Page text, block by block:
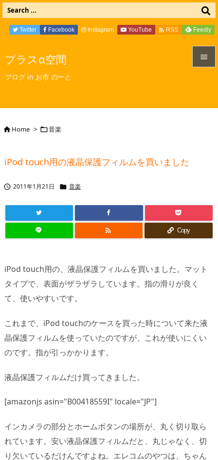
プラスα空間
ブログ in お市 のーと

Twitter Facebook Instagram YouTube  RSS Feedly
Home > 音楽
iPod touch用の液晶保護フィルムを買いました
 2011年1月21日  音楽
 Copy
iPod touch用の、液晶保護フィルムを買いました。マット
タイプで、表面がザラザラしています。指の滑りが良く
て、使いやすいです。
これまで、iPod touchのケースを買った時について来た液
晶保護フィルムを使っていたのですが、これが使いにくい
のです。指が引っかかります。
液晶保護フィルムだけ買ってきました。
[amazonjs asin="B00418559I" locale="JP"]
インカメラの部分とホームボタンの場所が、丸く切り取ら
れています。安い液晶保護フィルムだと、丸じゃなく、切
り欠いているだけんですよね。エレコムのやつは、ちゃん